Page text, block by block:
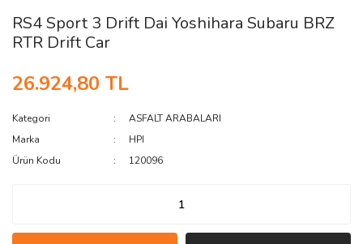
RS4 Sport 3 Drift Dai Yoshihara Subaru BRZ
RTR Drift Car
26.924,80 TL
Kategori
ASFALT ARABALARI
Marka
HPI
Ürün Kodu
120096